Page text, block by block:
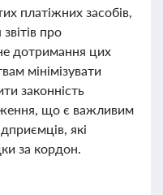
платіжних засобів,
про
дотримання цих
мінімізувати
законність
що є важливим
які
за кордон.